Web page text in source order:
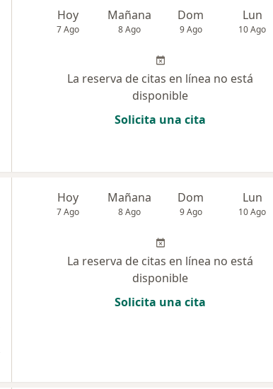
Hoy
7 Ago
Mañana
8 Ago
Dom
9 Ago
Lun
10 Ago
La reserva de citas en línea no está
disponible
Solicita una cita
Hoy
7 Ago
Mañana
8 Ago
Dom
9 Ago
Lun
10 Ago
La reserva de citas en línea no está
disponible
Solicita una cita